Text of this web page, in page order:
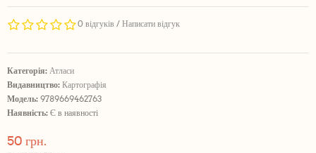
0 відгуків / Написати відгук
Категорія: Атласи
Видавництво: Картографія
Модель: 9789669462763
Наявність: Є в наявності
50 грн.